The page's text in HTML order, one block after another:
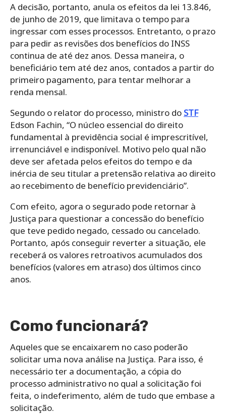
A decisão, portanto, anula os efeitos da lei 13.846,
de junho de 2019, que limitava o tempo para
ingressar com esses processos. Entretanto, o prazo
para pedir as revisões dos benefícios do INSS
continua de até dez anos. Dessa maneira, o
beneficiário tem até dez anos, contados a partir do
primeiro pagamento, para tentar melhorar a
renda mensal.
Segundo o relator do processo, ministro do STF
Edson Fachin, “O núcleo essencial do direito
fundamental à previdência social é imprescritível,
irrenunciável e indisponível. Motivo pelo qual não
deve ser afetada pelos efeitos do tempo e da
inércia de seu titular a pretensão relativa ao direito
ao recebimento de benefício previdenciário”.
Com efeito, agora o segurado pode retornar à
Justiça para questionar a concessão do benefício
que teve pedido negado, cessado ou cancelado.
Portanto, após conseguir reverter a situação, ele
receberá os valores retroativos acumulados dos
benefícios (valores em atraso) dos últimos cinco
anos.
Como funcionará?
Aqueles que se encaixarem no caso poderão
solicitar uma nova análise na Justiça. Para isso, é
necessário ter a documentação, a cópia do
processo administrativo no qual a solicitação foi
feita, o indeferimento, além de tudo que embase a
solicitação.